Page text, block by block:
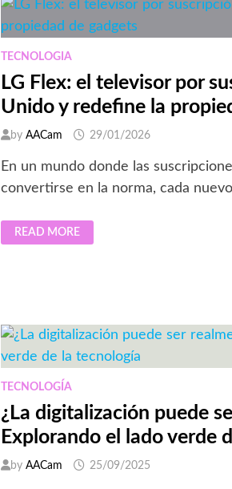
TECNOLOGIA
LG Flex: el televisor por
Unido y redefine la
byAACam 29/01/2026
En un mundo donde las
convertirse en la norma, cada
LG
FLEX:
REINO
UNIDO
REDEFINE
PROPIEDAD
GADGETS
READ MORE
TECNOLOGÍA
¿La digitalización puede
Explorando el lado verde
byAACam 25/09/2025